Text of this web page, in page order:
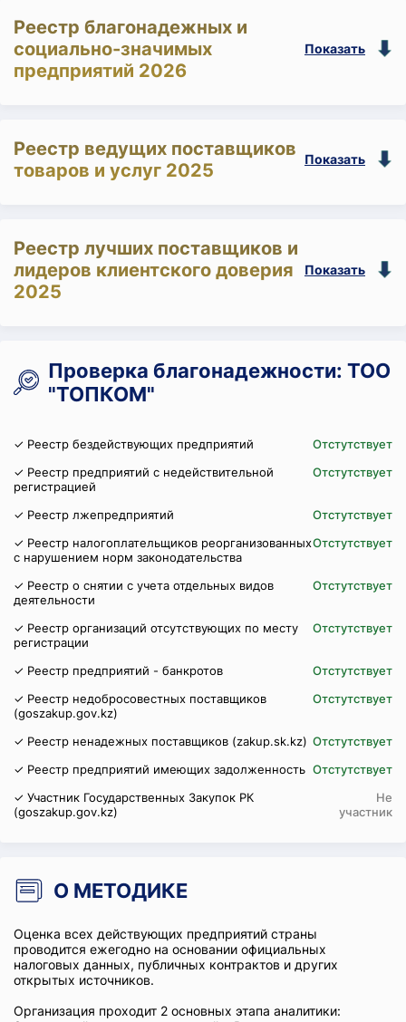
Реестр благонадежных и
социально-значимых
предприятий 2026
Показать
Реестр ведущих поставщиков
товаров и услуг 2025
Показать
Реестр лучших поставщиков и
лидеров клиентского доверия
2025
Показать
Проверка благонадежности: ТОО
"ТОПКОМ"
✓ Реестр бездействующих предприятий
Отстутствует
✓ Реестр предприятий с недействительной
регистрацией
Отстутствует
✓ Реестр лжепредприятий
Отстутствует
✓ Реестр налогоплательщиков реорганизованных
с нарушением норм законодательства
Отстутствует
✓ Реестр о снятии с учета отдельных видов
деятельности
Отстутствует
✓ Реестр организаций отсутствующих по месту
регистрации
Отстутствует
✓ Реестр предприятий - банкротов
Отстутствует
✓ Реестр недобросовестных поставщиков
(goszakup.gov.kz)
Отстутствует
✓ Реестр ненадежных поставщиков (zakup.sk.kz) Отстутствует
✓ Реестр предприятий имеющих задолженность Отстутствует
✓ Участник Государственных Закупок РК
(goszakup.gov.kz)
Не
участник
О МЕТОДИКЕ
Оценка всех действующих предприятий страны
проводится ежегодно на основании официальных
налоговых данных, публичных контрактов и других
открытых источников.
Организация проходит 2 основных этапа аналитики: